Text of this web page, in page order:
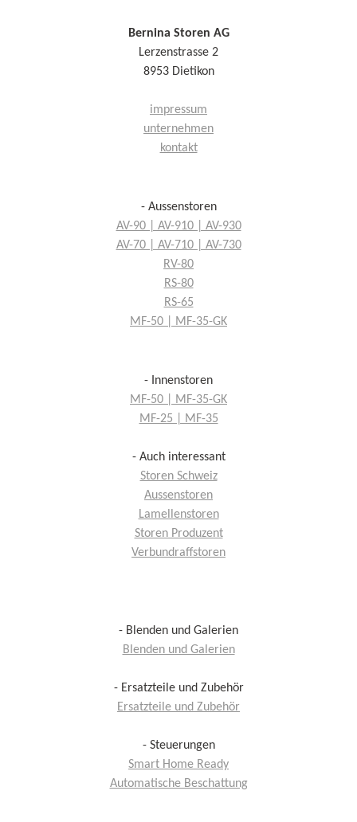
Bernina Storen AG
Lerzenstrasse 2
8953 Dietikon
impressum
unternehmen
kontakt
- Aussenstoren
AV-90 | AV-910 | AV-930
AV-70 | AV-710 | AV-730
RV-80
RS-80
RS-65
MF-50 | MF-35-GK
- Innenstoren
MF-50 | MF-35-GK
MF-25 | MF-35
- Auch interessant
Storen Schweiz
Aussenstoren
Lamellenstoren
Storen Produzent
Verbundraffstoren
- Blenden und Galerien
Blenden und Galerien
- Ersatzteile und Zubehör
Ersatzteile und Zubehör
- Steuerungen
Smart Home Ready
Automatische Beschattung